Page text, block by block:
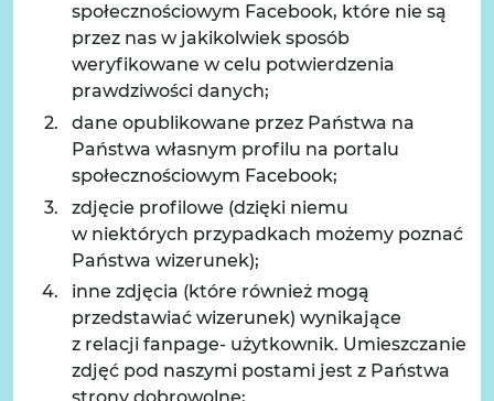
społecznościowym Facebook, które nie są
przez nas w jakikolwiek sposób
weryfikowane w celu potwierdzenia
prawdziwości danych;
dane opublikowane przez Państwa na
Państwa własnym profilu na portalu
społecznościowym Facebook;
zdjęcie profilowe (dzięki niemu
w niektórych przypadkach możemy poznać
Państwa wizerunek);
inne zdjęcia (które również mogą
przedstawiać wizerunek) wynikające
z relacji fanpage- użytkownik. Umieszczanie
zdjęć pod naszymi postami jest z Państwa